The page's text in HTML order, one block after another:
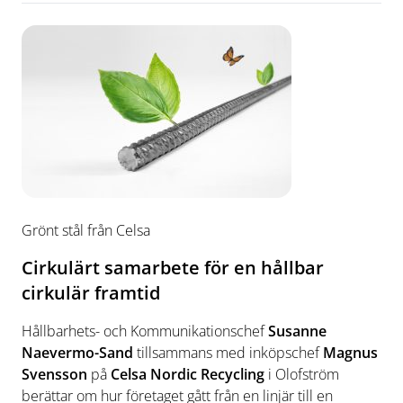
Grönt stål från Celsa
Cirkulärt samarbete för en hållbar
cirkulär framtid
Hållbarhets- och KommunikationschefSusanne
Naevermo-Sand tillsammans med inköpschefMagnus
Svensson på Celsa Nordic Recycling i Olofström
berättar om hur företaget gått från en linjär till en